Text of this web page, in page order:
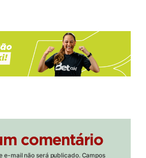
comentário
e-mail não será publicado. Campos